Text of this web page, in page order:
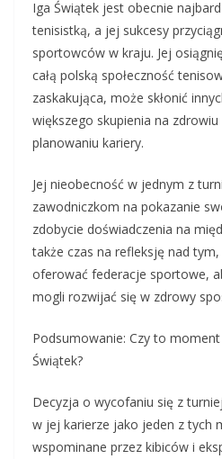
Iga Świątek jest obecnie
tenisistką, a jej sukcesy
sportowców w kraju. Jej
całą polską społeczność
zaskakująca, może skłonić
większego skupienia na
planowaniu kariery.
Jej nieobecność w jednym z
zawodniczkom na pokazanie
zdobycie doświadczenia na
także czas na refleksję nad
oferować federacje sportowe,
mogli rozwijać się w zdrowy
Podsumowanie: Czy to
Świątek?
Decyzja o wycofaniu się z
w jej karierze jako jeden z tych
wspominane przez kibiców i